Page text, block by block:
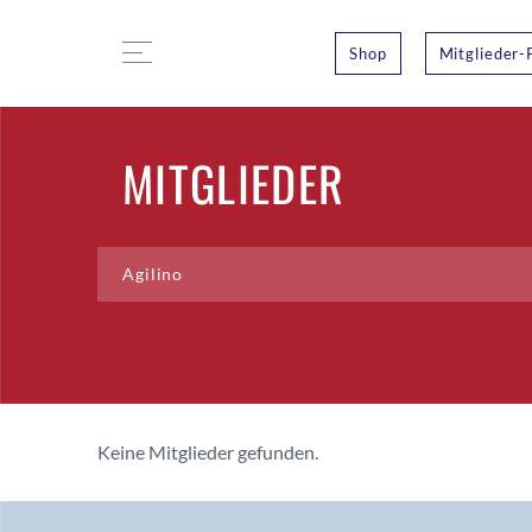
Shop Mitglieder-
MITGLIEDER
Keine Mitglieder gefunden.